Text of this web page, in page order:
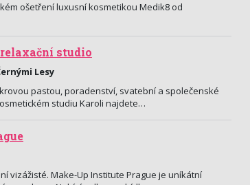
ošetření luxusní kosmetikou Medik8 od
studio
Lesy
pastou, poradenství, svatební a společenské
studiu Karoli najdete…
vizážisté. Make-Up Institute Prague je uníkátní